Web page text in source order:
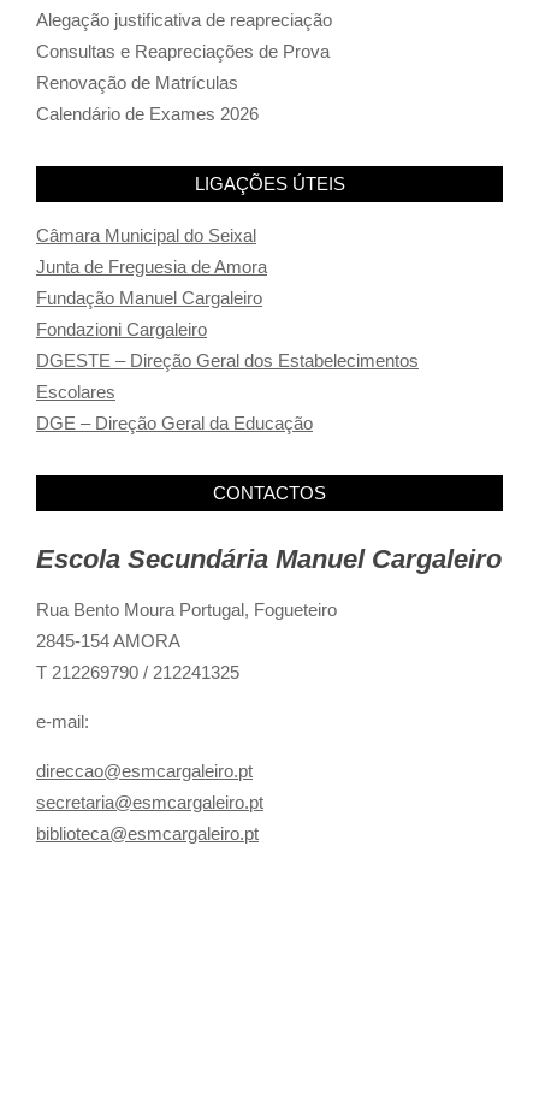
Alegação justificativa de reapreciação
Consultas e Reapreciações de Prova
Renovação de Matrículas
Calendário de Exames 2026
LIGAÇÕES ÚTEIS
Câmara Municipal do Seixal
Junta de Freguesia de Amora
Fundação Manuel Cargaleiro
Fondazioni Cargaleiro
DGESTE – Direção Geral dos Estabelecimentos
Escolares
DGE – Direção Geral da Educação
CONTACTOS
Escola Secundária Manuel Cargaleiro
Rua Bento Moura Portugal, Fogueteiro
2845-154 AMORA
T 212269790 / 212241325
e-mail:
direccao@esmcargaleiro.pt
secretaria@esmcargaleiro.pt
biblioteca@esmcargaleiro.pt